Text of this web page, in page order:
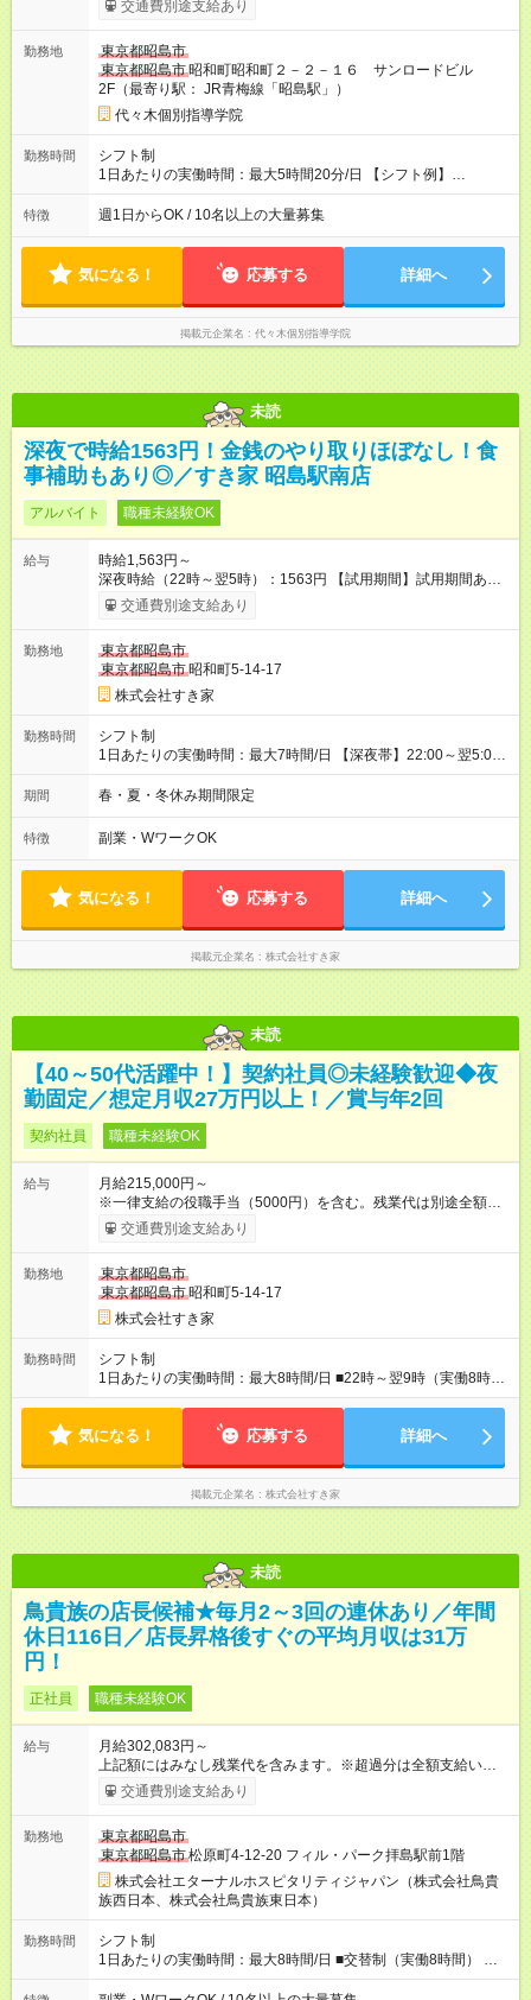
務です ◎大学受験英語・数3C・物理・化学担当の場合、1コ
用形態、給与は本採用時と同じです。
交通費別途支給あり
勤務地
東京都昭島市
東京都昭島市 昭和町昭和町２－２－１６ サンロードビル
2F（最寄り駅： JR青梅線「昭島駅」）
代々木個別指導学院
勤務時間
シフト制
1日あたりの実働時間：最大5時間20分/日 【シフト例】
◆ 17:00~21:30 ◆ 18:40~21:30 ◆ 20:10~21:30 ※上記は授業時間
です ◎1日3コマまで入ることができます ◎季節講習は12:30~ 予
相談くださいね◎
特徴 週1日からOK / 10名以上の大量募集
気になる！ 応募する 詳細へ
掲載元企業名 代々木個別指導学院
未読
深夜で時給1563円！金銭のやり取りほぼなし！食
事補助もあり◎／すき家 昭島駅南店
アルバイト 職種未経験OK
給与
時給1,563円～
深夜時給（22時～翌5時）：1563円 【試用期間】試用期間あり
試用期間の長さ：1ヶ月 雇用形態、給与は本採用時と同じです。
試用期間の実態は30日（※条件変更なし）ですが、切り上げで
同時給）
交通費別途支給あり
勤務地
東京都昭島市
東京都昭島市 昭和町5-14-17
株式会社すき家
勤務時間
シフト制
1日あたりの実働時間：最大7時間/日 【深夜帯】22:00～翌5:00
週2日～・1日2h～OK◎ ※22:00から翌5:00までは18歳以上の方
のみ勤務可能です（18歳未満の深夜業務禁止のため） ★深夜で
す。 必ず、2名以上での勤務を行いますので、安心して働けま
す。
期間 春・夏・冬休み期間限定
特徴 副業・WワークOK
気になる！ 応募する 詳細へ
掲載元企業名 株式会社すき家
未読
【40～50代活躍中！】契約社員◎未経験歓迎◆夜
勤固定／想定月収27万円以上！／賞与年2回
契約社員 職種未経験OK
給与
月給215,000円～
※一律支給の役職手当（5000円）を含む。残業代は別途全額支
給。 ※深夜勤務手当は、残業時間等により変動します。 ※想定
月収27万円以上 ※最大4回昇給のチャンスあり ※賞与年2回支給
交通費別途支給あり
勤務地
東京都昭島市
東京都昭島市 昭和町5-14-17
株式会社すき家
勤務時間
シフト制
1日あたりの実働時間：最大8時間/日 ■22時～翌9時（実働8時
間） ※上記はあくまでも一例です。店舗により、時間が前後す
のシフトを組んでいます。 ★各店舗のサポートのために本社に
気になる！ 応募する 詳細へ
掲載元企業名 株式会社すき家
未読
鳥貴族の店長候補★毎月2～3回の連休あり／年間
休日116日／店長昇格後すぐの平均月収は31万
円！
正社員 職種未経験OK
給与
月給302,083円～
上記額にはみなし残業代を含みます。※超過分は全額支給いたし
ます。 みなし残業代 51,845円 以上／月 みなし残業時間 30時間
／月 定額深夜手当（60時間、2万738円～）含む。 それぞれ
未経験スタートのメンバーも多いです。 ◎上司との距離が近
く、困ったことがあってもマネージャーにすぐ相談できます。
◎女性活躍中！女性管理職登用実績あり！ ◎月1回エリア会議あ
り。社長が直接、目標や方針を発表します。 ⇒各店舗の好事例
を知れるなど、刺激がたくさん 【試用期間】試用期間なし
交通費別途支給あり
勤務地
東京都昭島市
東京都昭島市松原町4-12-20 フィル・パーク拝島駅前1階
株式会社エターナルホスピタリティジャパン（株式会社鳥貴
族西日本、株式会社鳥貴族東日本）
勤務時間
シフト制
1日あたりの実働時間：最大8時間/日 ■交替制（実働8時間） ※勤
務時間帯は各店舗により異なります。1日1時間程度の残業あ